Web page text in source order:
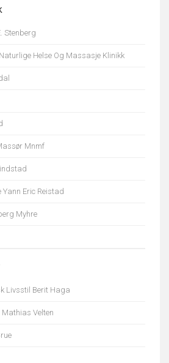
Stenberg
Helse Og Massasje Klinikk
Mnmf
Yann Eric Reistad
Myhre
Livsstil Berit Haga
Velten